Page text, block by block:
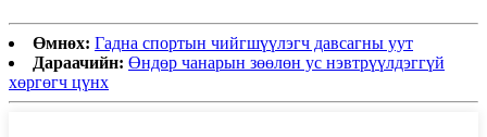
Өмнөх: Гадна спортын чийгшүүлэгч давсагны уут
Дараачийн: Өндөр чанарын зөөлөн ус нэвтрүүлдэггүй
хөргөгч цүнх